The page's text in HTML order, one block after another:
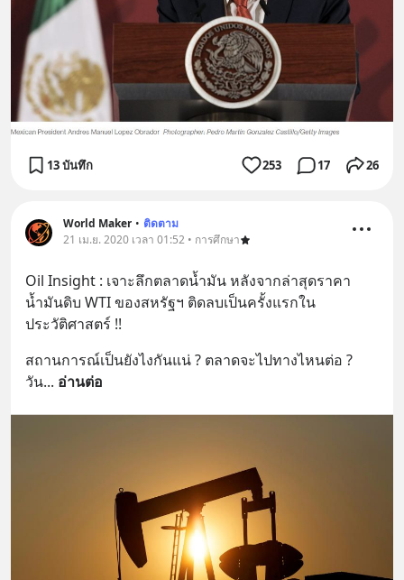
13 บันทึก 253 17 26
World Maker • ติดตาม
21 เม.ย. 2020 เวลา 01:52 • การศึกษา
Oil Insight : เจาะลึกตลาดน้ำมัน หลังจากล่าสุดราคา
น้ำมันดิบ WTI ของสหรัฐฯ ติดลบเป็นครั้งแรกใน
ประวัติศาสตร์ !!
สถานการณ์เป็นยังไงกันแน่ ? ตลาดจะไปทางไหนต่อ ?
วัน... อ่านต่อ